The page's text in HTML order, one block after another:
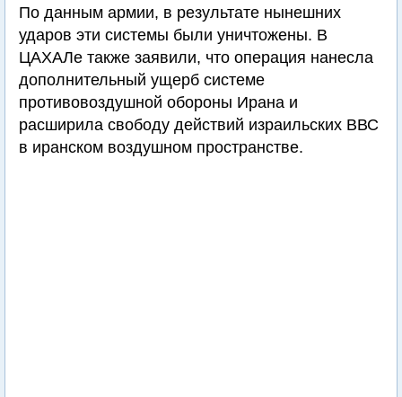
По данным армии, в результате нынешних
ударов эти системы были уничтожены. В
ЦАХАЛе также заявили, что операция нанесла
дополнительный ущерб системе
противовоздушной обороны Ирана и
расширила свободу действий израильских ВВС
в иранском воздушном пространстве.